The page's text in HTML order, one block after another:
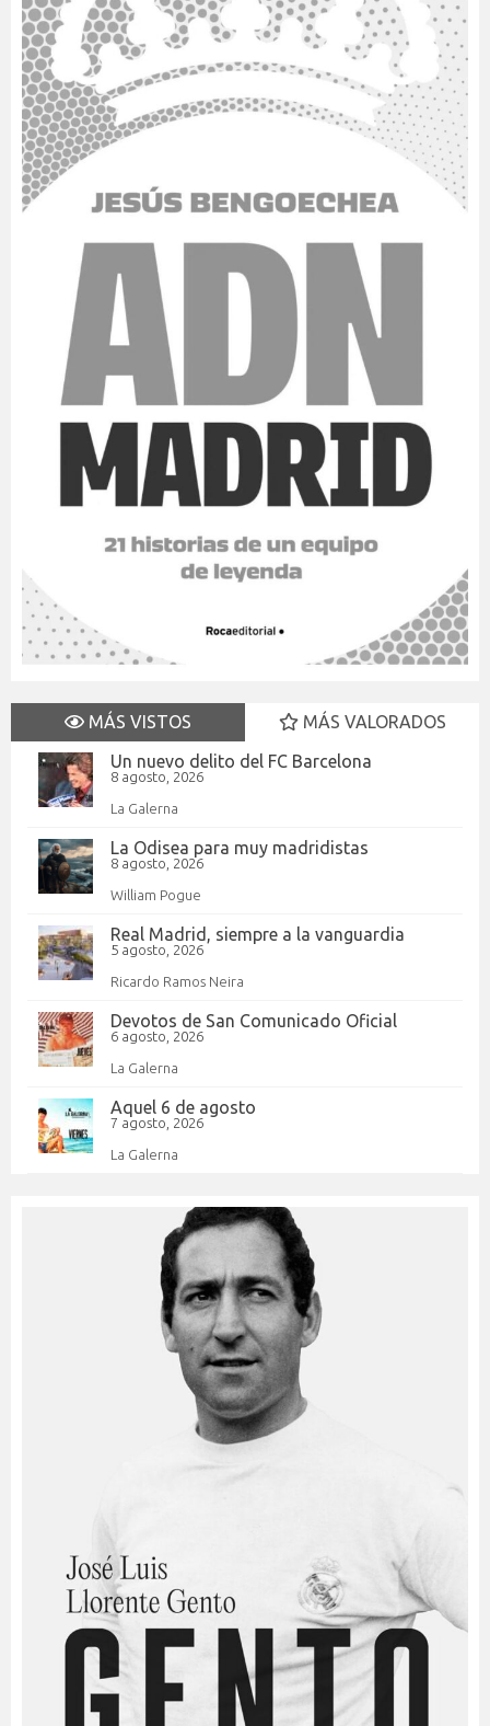
MÁS VISTOS
MÁS VALORADOS
Un nuevo delito del FC Barcelona
8 agosto, 2026
La Galerna
La Odisea para muy madridistas
8 agosto, 2026
William Pogue
Real Madrid, siempre a la vanguardia
5 agosto, 2026
Ricardo Ramos Neira
Devotos de San Comunicado Oficial
6 agosto, 2026
La Galerna
Aquel 6 de agosto
7 agosto, 2026
La Galerna